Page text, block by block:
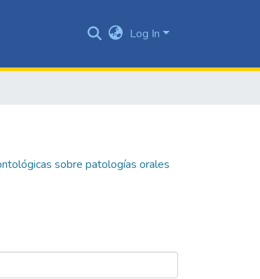
Log In
sobre patologías orales